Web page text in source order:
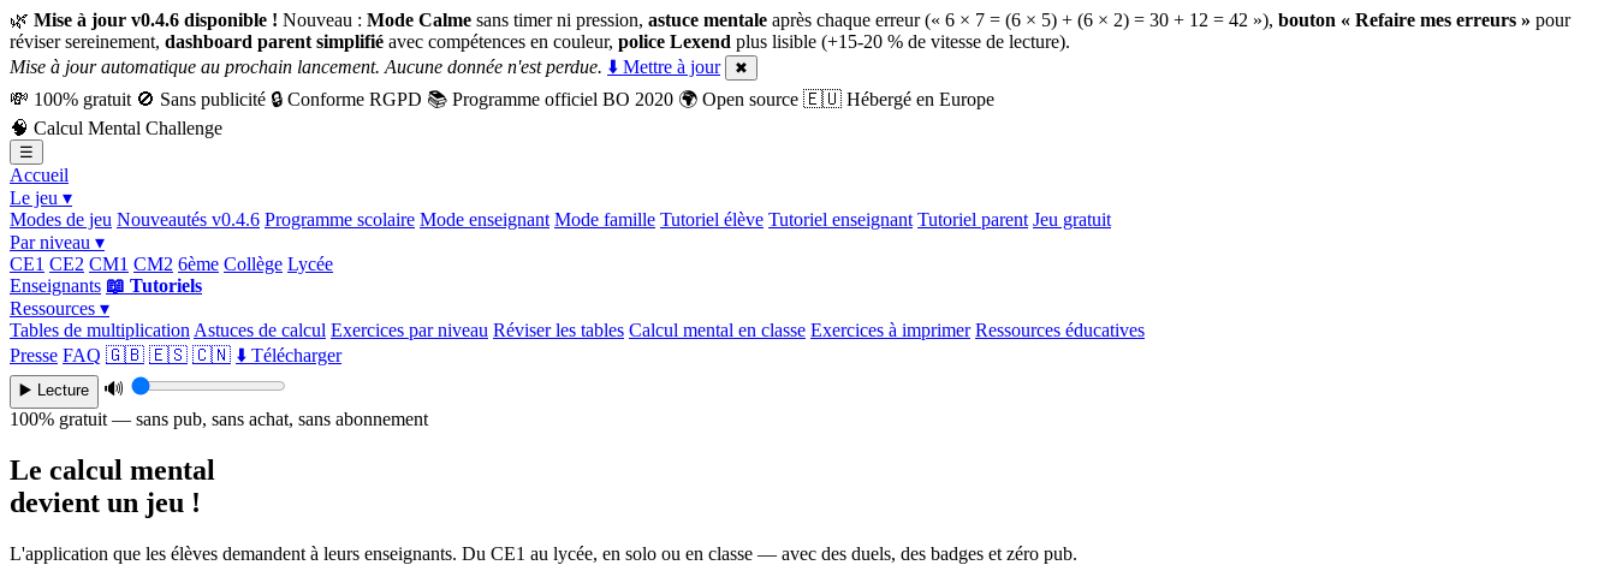
🌿 Mise à jour v0.4.6 disponible ! Nouveau : Mode Calme sans timer ni pression, astuce mentale après chaque erreur (« 6 × 7 = (6 × 5) + (6 × 2) = 30 + 12 = 42 »), bouton « Refaire mes erreurs » pour
réviser sereinement, dashboard parent simplifié avec compétences en couleur, police Lexend plus lisible (+15-20 % de vitesse de lecture).
Mise à jour automatique au prochain lancement. Aucune donnée n'est perdue. ⬇️ Mettre à jour ✖
💸 100% gratuit 🚫 Sans publicité 🔒 Conforme RGPD 📚 Programme officiel BO 2020 🌍 Open source 🇪🇺 Hébergé en Europe
🧠 Calcul Mental Challenge
☰
Accueil
Le jeu ▾
Modes de jeu Nouveautés v0.4.6 Programme scolaire Mode enseignant Mode famille Tutoriel élève Tutoriel enseignant Tutoriel parent Jeu gratuit
Par niveau ▾
CE1 CE2 CM1 CM2 6ème Collège Lycée
Enseignants 📖 Tutoriels
Ressources ▾
Tables de multiplication Astuces de calcul Exercices par niveau Réviser les tables Calcul mental en classe Exercices à imprimer Ressources éducatives
Presse FAQ 🇬🇧 🇪🇸 🇨🇳 ⬇️ Télécharger
▶️ Lecture
🔊
100% gratuit — sans pub, sans achat, sans abonnement
Le calcul mental
devient un jeu !
L'application que les élèves demandent à leurs enseignants. Du CE1 au lycée, en solo ou en classe — avec des duels, des badges et zéro pub.